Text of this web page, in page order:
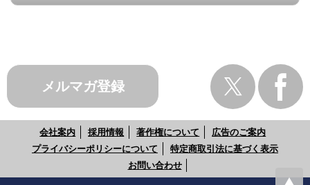
メルマガ登録
会社案内 採用情報 著作権について
広告のご案内
プライバシーポリシーについて
特定商取引法に基づく表示
お問い合わせ